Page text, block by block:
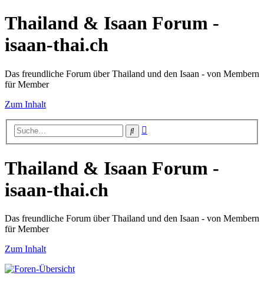
Thailand & Isaan Forum -
isaan-thai.ch
Das freundliche Forum über Thailand und den Isaan - von Membern
für Member
Zum Inhalt
Suche
Thailand & Isaan Forum -
isaan-thai.ch
Das freundliche Forum über Thailand und den Isaan - von Membern
für Member
Zum Inhalt